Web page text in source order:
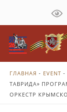
содержимому
ГЛАВНАЯ - EVENT -
ТАВРИДА»
ОРКЕСТР